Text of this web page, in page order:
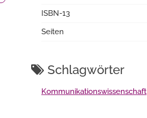
ISBN-13
Seiten
Schlagwörter
Kommunikationswissenschaft